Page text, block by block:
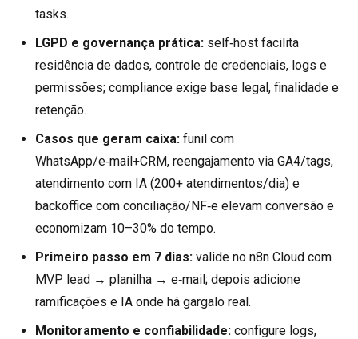
tasks.
LGPD e governança prática: self‑host facilita
residência de dados, controle de credenciais, logs e
permissões; compliance exige base legal, finalidade e
retenção.
Casos que geram caixa: funil com
WhatsApp/e‑mail+CRM, reengajamento via GA4/tags,
atendimento com IA (200+ atendimentos/dia) e
backoffice com conciliação/NF‑e elevam conversão e
economizam 10–30% do tempo.
Primeiro passo em 7 dias: valide no n8n Cloud com
MVP lead → planilha → e‑mail; depois adicione
ramificações e IA onde há gargalo real.
Monitoramento e confiabilidade: configure logs,